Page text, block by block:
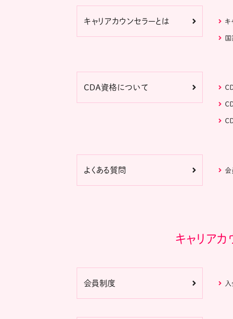
キャリアカウンセラーとは キ
CDA資格について
よくある質問 会
キャリア
会員制度